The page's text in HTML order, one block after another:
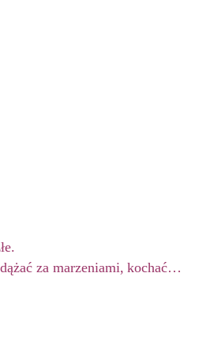
za marzeniami, kochać…